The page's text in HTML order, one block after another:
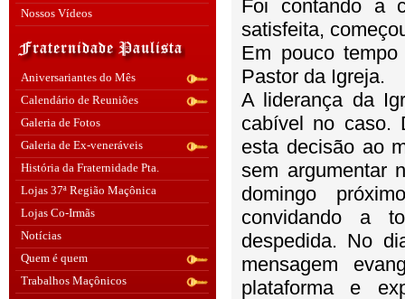
Nossos Vídeos
Aniversariantes do Mês
Calendário de Reuniões
Galeria de Fotos
Galeria de Ex-veneráveis
História da Fraternidade Pta.
Lojas 37ª Região Maçônica
Lojas Co-Irmãs
Notícias
Quem é quem
Trabalhos Maçônicos
Foi contando a
satisfeita,
Em pouco
Pastor da Igreja.
A liderança da
cabível no caso.
esta decisão ao
sem argumentar
domingo
convidando a
despedida. No
mensagem
plataforma e